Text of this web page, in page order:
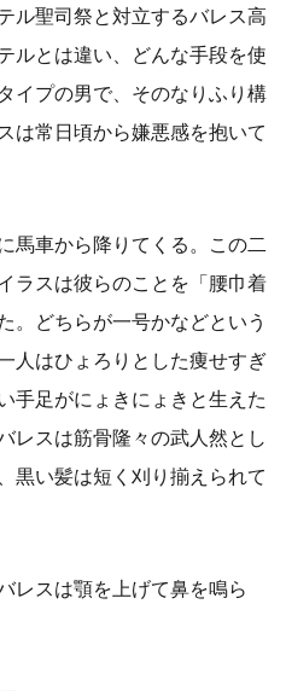
ル聖司祭と対立するバレス高
ルとは違い、どんな手段を使
イプの男で、そのなりふり構
は常日頃から嫌悪感を抱いて
馬車から降りてくる。この二
ラスは彼らのことを「腰巾着
。どちらが一号かなどという
人はひょろりとした痩せすぎ
手足がにょきにょきと生えた
レスは筋骨隆々の武人然とし
黒い髪は短く刈り揃えられて
レスは顎を上げて鼻を鳴ら